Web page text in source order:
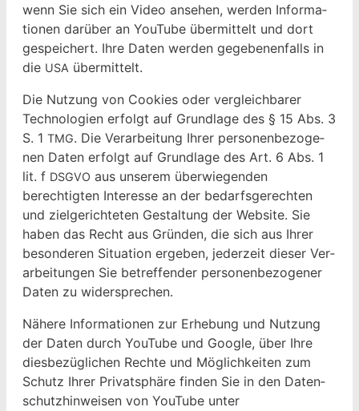
wenn Sie sich ein Video anse­hen, wer­den Infor­ma­
tio­nen darüber an YouTube über­mit­telt und dort
gespe­ichert. Ihre Dat­en wer­den gegebe­nen­falls in
die USA übermittelt.
Die Nutzung von Cook­ies oder ver­gle­ich­bar­er
Tech­nolo­gien erfol­gt auf Grund­lage des § 15 Abs. 3
S. 1 TMG. Die Ver­ar­beitung Ihrer per­so­n­en­be­zo­ge­
nen Dat­en erfol­gt auf Grund­lage des Art. 6 Abs. 1
lit. f DSGVO aus unserem über­wiegen­den
berechtigten Inter­esse an der bedarf­s­gerecht­en
und ziel­gerichteten Gestal­tung der Web­site. Sie
haben das Recht aus Grün­den, die sich aus Ihrer
beson­deren Sit­u­a­tion ergeben, jed­erzeit dieser Ver­
ar­beitun­gen Sie betr­e­f­fend­er per­so­n­en­be­zo­gen­er
Dat­en zu widersprechen.
Nähere Infor­ma­tio­nen zur Erhe­bung und Nutzung
der Dat­en durch YouTube und Google, über Ihre
dies­bezüglichen Rechte und Möglichkeit­en zum
Schutz Ihrer Pri­vat­sphäre find­en Sie in den Daten­
schutzhin­weisen von YouTube unter